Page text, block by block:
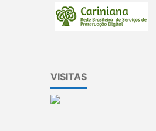
VISITAS